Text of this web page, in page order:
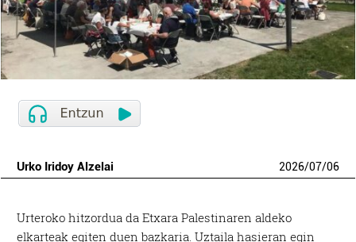
Urko Iridoy Alzelai 2026/07/06
Urteroko hitzordua da Etxara Palestinaren aldeko
elkarteak egiten duen bazkaria. Uztaila hasieran egin